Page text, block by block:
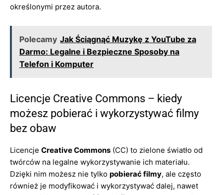
określonymi przez autora.
Polecamy Jak Ściągnąć Muzykę z YouTube za
Darmo: Legalne i Bezpieczne Sposoby na
Telefon i Komputer
Licencje Creative Commons – kiedy
możesz pobierać i wykorzystywać filmy
bez obaw
Licencje Creative Commons (CC) to zielone światło od
twórców na legalne wykorzystywanie ich materiału.
Dzięki nim możesz nie tylko pobierać filmy, ale często
również je modyfikować i wykorzystywać dalej, nawet